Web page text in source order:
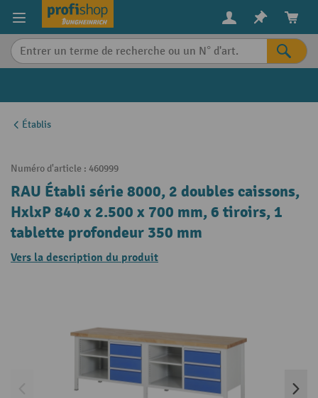
content
Établis
Numéro d'article : 460999
RAU Établi série 8000, 2 doubles caissons,
HxlxP 840 x 2.500 x 700 mm, 6 tiroirs, 1
tablette profondeur 350 mm
Vers la description du produit